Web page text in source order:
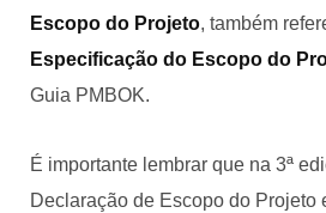
Escopo do Projeto, também
Especificação do Escopo do
Guia PMBOK.
É importante lembrar que na 3ª
Declaração de Escopo do Projeto